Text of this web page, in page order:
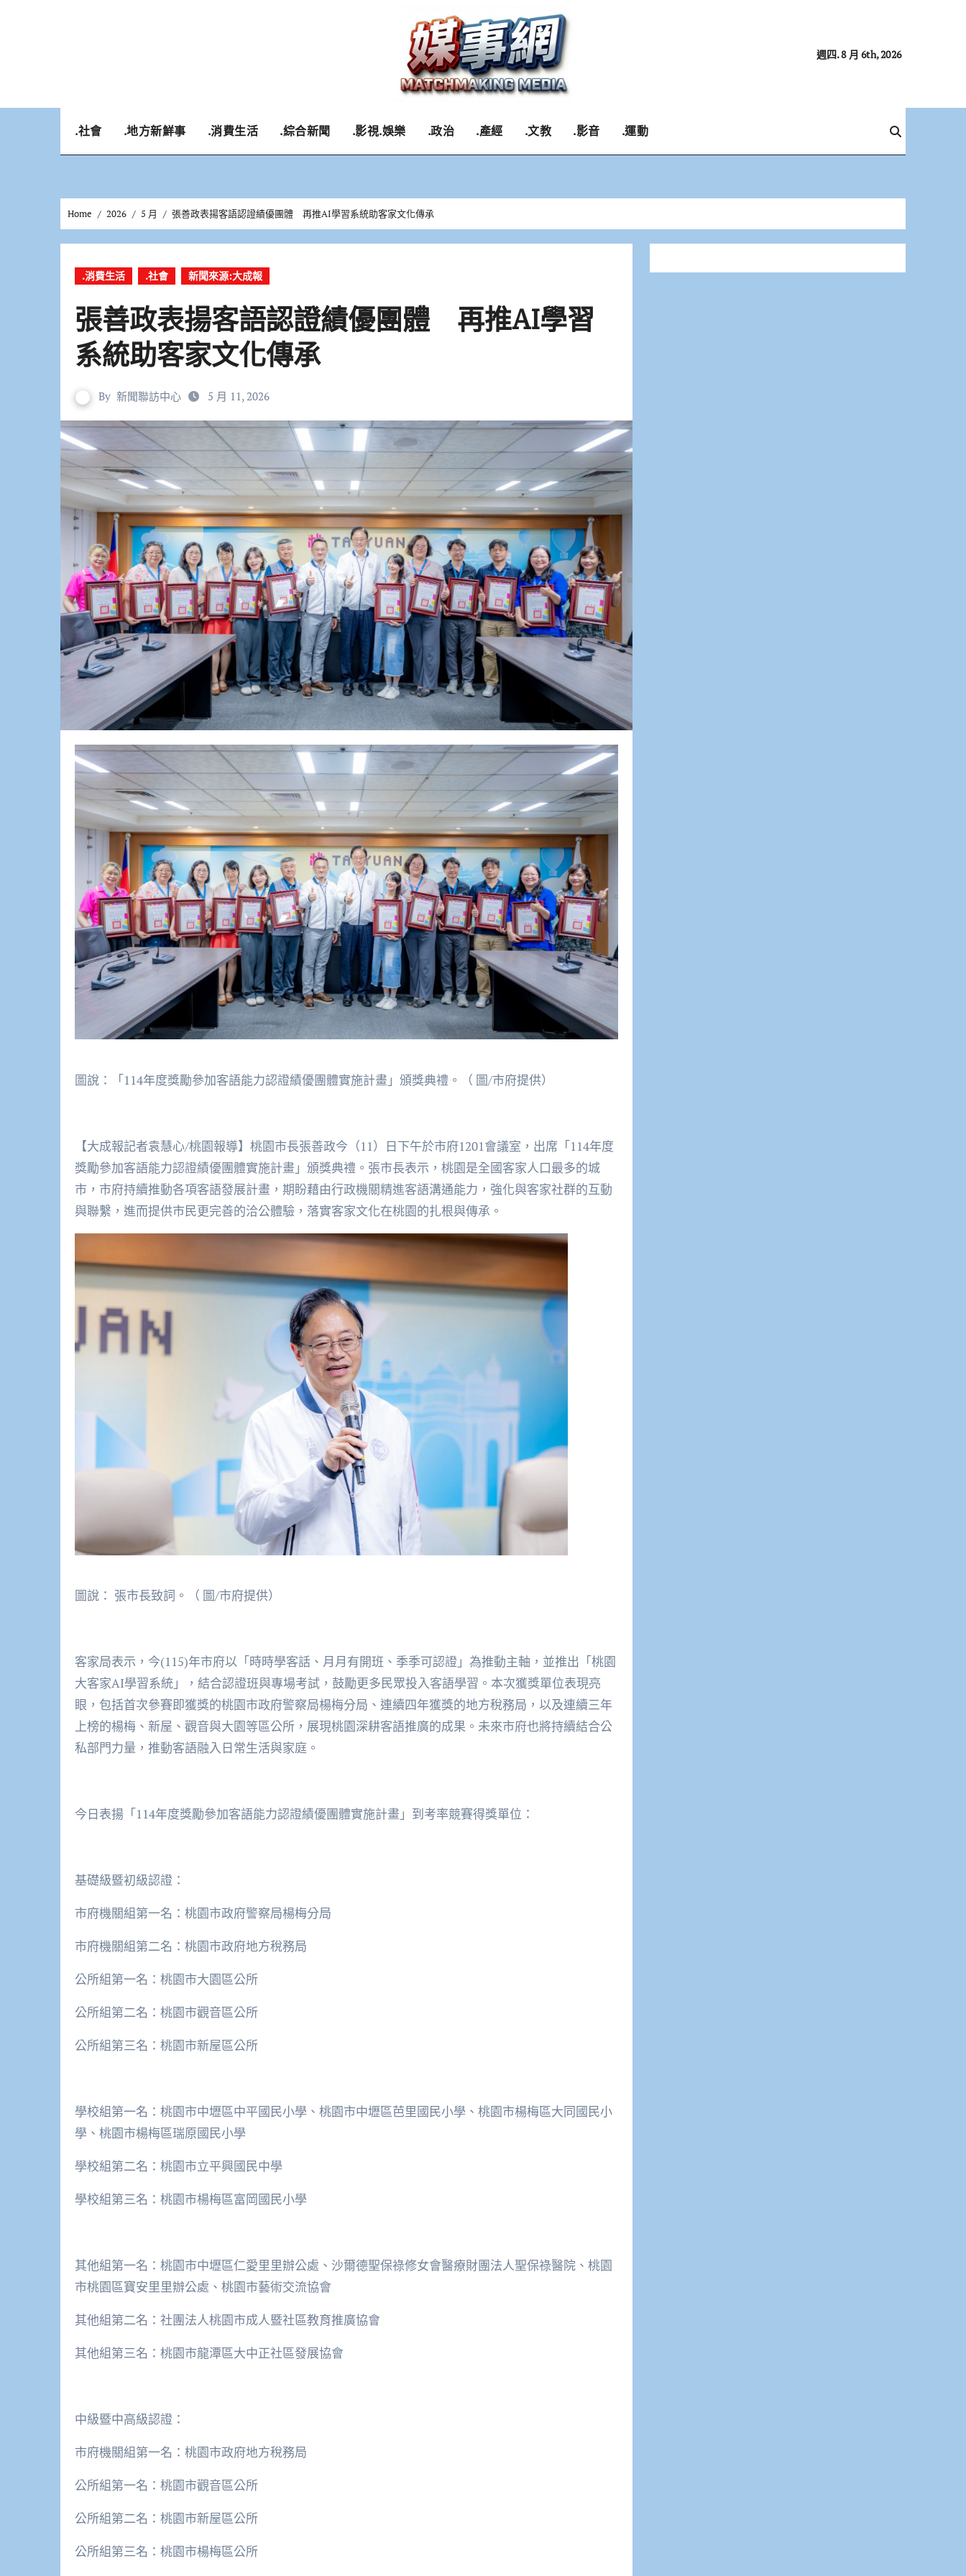
週四. 8 月 6th, 2026
.社會 .地方新鮮事 .消費生活 .綜合新聞 .影視.娛樂 .政治 .產經 .文教 .影音 .運動
Home 2026 5 月 張善政表揚客語認證績優團體 再推AI學習系統助客家文化傳承
.消費生活 .社會 新聞來源:大成報
張善政表揚客語認證績優團體 再推AI學習
系統助客家文化傳承
By 新聞聯訪中心 5 月 11, 2026
圖說：「114年度獎勵參加客語能力認證績優團體實施計畫」頒獎典禮。（ 圖/市府提供）
【大成報記者袁慧心/桃園報導】桃園市長張善政今（11）日下午於市府1201會議室，出席「114年度
獎勵參加客語能力認證績優團體實施計畫」頒獎典禮。張市長表示，桃園是全國客家人口最多的城
市，市府持續推動各項客語發展計畫，期盼藉由行政機關精進客語溝通能力，強化與客家社群的互動
與聯繫，進而提供市民更完善的洽公體驗，落實客家文化在桃園的扎根與傳承。
圖說： 張市長致詞。（ 圖/市府提供）
客家局表示，今(115)年市府以「時時學客話、月月有開班、季季可認證」為推動主軸，並推出「桃園
大客家AI學習系統」，結合認證班與專場考試，鼓勵更多民眾投入客語學習。本次獲獎單位表現亮
眼，包括首次參賽即獲獎的桃園市政府警察局楊梅分局、連續四年獲獎的地方稅務局，以及連續三年
上榜的楊梅、新屋、觀音與大園等區公所，展現桃園深耕客語推廣的成果。未來市府也將持續結合公
私部門力量，推動客語融入日常生活與家庭。
今日表揚「114年度獎勵參加客語能力認證績優團體實施計畫」到考率競賽得獎單位：
基礎級暨初級認證：
市府機關組第一名：桃園市政府警察局楊梅分局
市府機關組第二名：桃園市政府地方稅務局
公所組第一名：桃園市大園區公所
公所組第二名：桃園市觀音區公所
公所組第三名：桃園市新屋區公所
學校組第一名：桃園市中壢區中平國民小學、桃園市中壢區芭里國民小學、桃園市楊梅區大同國民小
學、桃園市楊梅區瑞原國民小學
學校組第二名：桃園市立平興國民中學
學校組第三名：桃園市楊梅區富岡國民小學
其他組第一名：桃園市中壢區仁愛里里辦公處、沙爾德聖保祿修女會醫療財團法人聖保祿醫院、桃園
市桃園區寶安里里辦公處、桃園市藝術交流協會
其他組第二名：社團法人桃園市成人暨社區教育推廣協會
其他組第三名：桃園市龍潭區大中正社區發展協會
中級暨中高級認證：
市府機關組第一名：桃園市政府地方稅務局
公所組第一名：桃園市觀音區公所
公所組第二名：桃園市新屋區公所
公所組第三名：桃園市楊梅區公所